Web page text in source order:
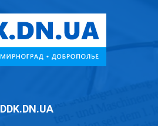
DDK.DN.UA